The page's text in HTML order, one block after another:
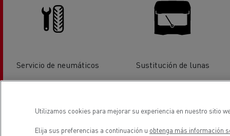
Servicio de neumáticos Sustitución de lunas
Utilizamos cookies para mejorar su experiencia en nuestro sitio
Elija sus preferencias a continuación u obtenga más información